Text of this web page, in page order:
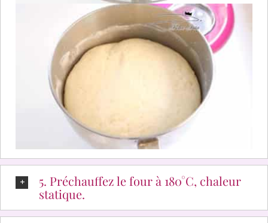
5. Préchauffez le four à 180°C, chaleur
statique.